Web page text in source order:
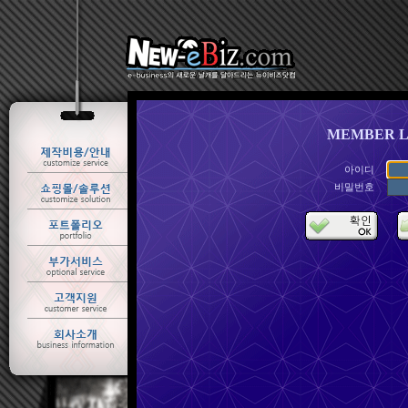
MEMBER
아이디
비밀번호